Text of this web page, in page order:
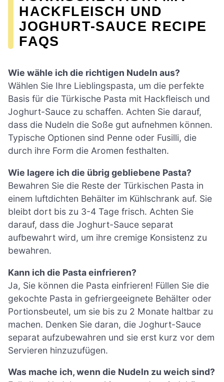
HACKFLEISCH UND
JOGHURT-SAUCE RECIPE
FAQS
Wie wähle ich die richtigen Nudeln aus?
Wählen Sie Ihre Lieblingspasta, um die perfekte
Basis für die Türkische Pasta mit Hackfleisch und
Joghurt-Sauce zu schaffen. Achten Sie darauf,
dass die Nudeln die Soße gut aufnehmen können.
Typische Optionen sind Penne oder Fusilli, die
durch ihre Form die Aromen festhalten.
Wie lagere ich die übrig gebliebene Pasta?
Bewahren Sie die Reste der Türkischen Pasta in
einem luftdichten Behälter im Kühlschrank auf. Sie
bleibt dort bis zu 3-4 Tage frisch. Achten Sie
darauf, dass die Joghurt-Sauce separat
aufbewahrt wird, um ihre cremige Konsistenz zu
bewahren.
Kann ich die Pasta einfrieren?
Ja, Sie können die Pasta einfrieren! Füllen Sie die
gekochte Pasta in gefriergeeignete Behälter oder
Portionsbeutel, um sie bis zu 2 Monate haltbar zu
machen. Denken Sie daran, die Joghurt-Sauce
separat aufzubewahren und sie erst kurz vor dem
Servieren hinzuzufügen.
Was mache ich, wenn die Nudeln zu weich sind?